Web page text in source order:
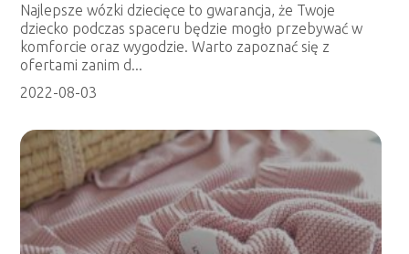
Najlepsze wózki dziecięce to gwarancja, że Twoje
dziecko podczas spaceru będzie mogło przebywać w
komforcie oraz wygodzie. Warto zapoznać się z
ofertami zanim d...
2022-08-03